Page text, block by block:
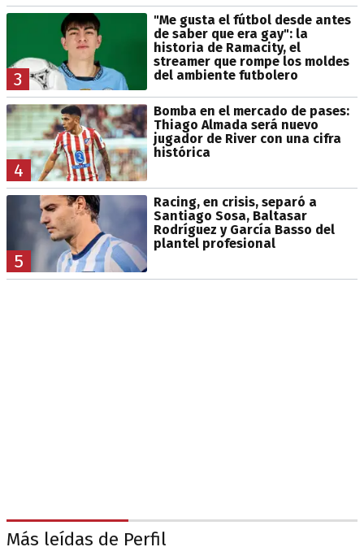
3
"Me gusta el fútbol desde antes
de saber que era gay": la
historia de Ramacity, el
streamer que rompe los moldes
del ambiente futbolero
4
Bomba en el mercado de pases:
Thiago Almada será nuevo
jugador de River con una cifra
histórica
5
Racing, en crisis, separó a
Santiago Sosa, Baltasar
Rodríguez y García Basso del
plantel profesional
Más leídas de Perfil